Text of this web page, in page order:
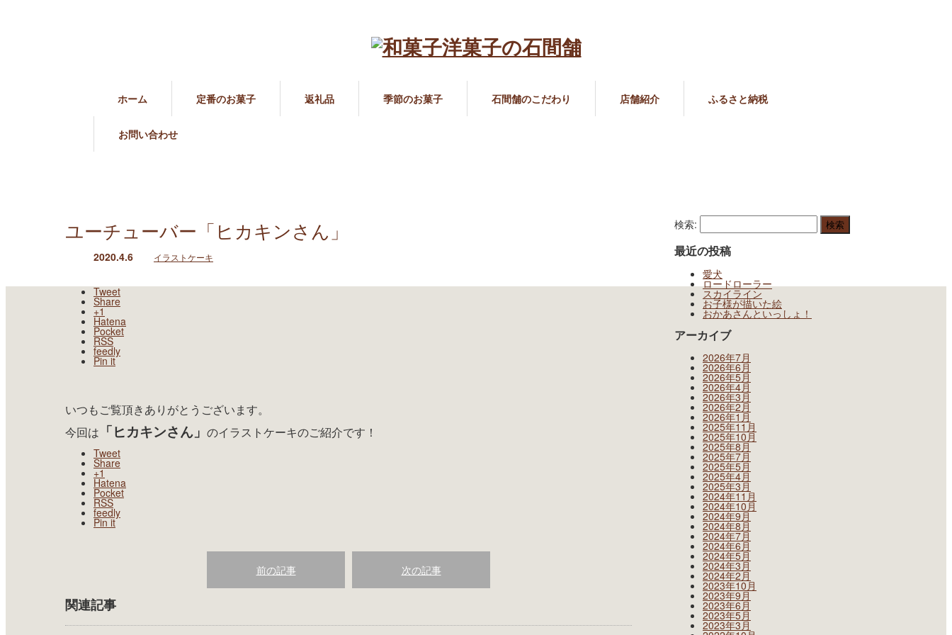
ホーム 定番のお菓子 返礼品 季節のお菓子 石間舗のこだわり 店舗紹介 ふるさと納税
お問い合わせ
ユーチューバー「ヒカキンさん」
2020.4.6 イラストケーキ
Tweet
Share
+1
Hatena
Pocket
RSS
feedly
Pin it
いつもご覧頂きありがとうございます。
今回は 「ヒカキンさん」 のイラストケーキのご紹介です！
Tweet
Share
+1
Hatena
Pocket
RSS
feedly
Pin it
前の記事 次の記事
関連記事
検索:
最近の投稿
愛犬
ロードローラー
スカイライン
お子様が描いた絵
おかあさんといっしょ！
アーカイブ
2026年7月
2026年6月
2026年5月
2026年4月
2026年3月
2026年2月
2026年1月
2025年11月
2025年10月
2025年8月
2025年7月
2025年5月
2025年4月
2025年3月
2024年11月
2024年10月
2024年9月
2024年8月
2024年7月
2024年6月
2024年5月
2024年3月
2024年2月
2023年10月
2023年9月
2023年6月
2023年5月
2023年3月